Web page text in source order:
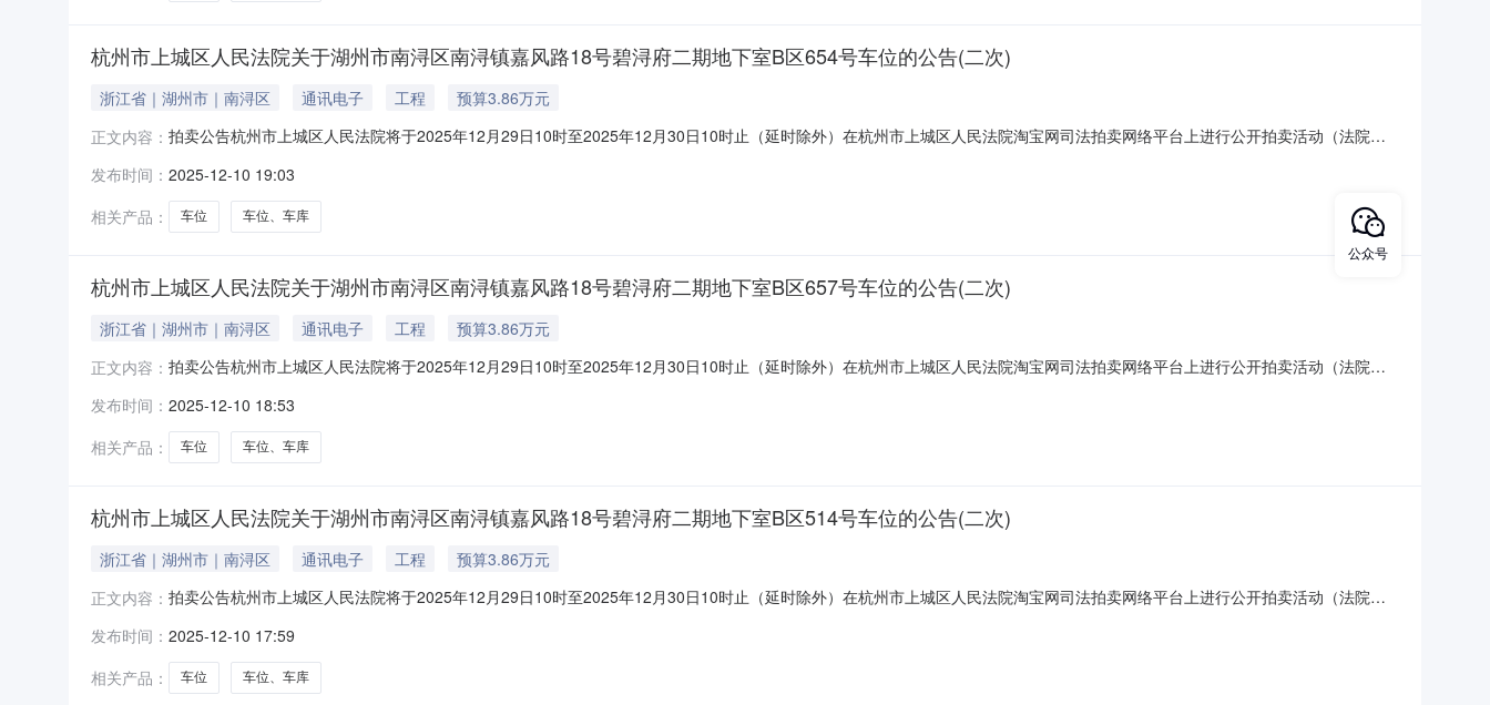
杭州市上城区人民法院关于湖州市南浔区南浔镇嘉风路18号碧浔府二期地下室B区654号车位的公告(二次)
浙江省｜湖州市｜南浔区 通讯电子 工程
预算3.86万元
正文内容： 拍卖公告杭州市上城区人民法院将于2025年12月29日10时至2025年12月30日10时止（延时除外）在杭州市上城区人民法院淘宝网司法拍卖网络平台上进行公开拍卖活动（法院账
6.9万元，起拍价：3.864万元，保证金：7728元，增价幅度500元（或整数倍）。特别提醒：根据法律规定，建筑区划内，规划用于停放汽车的车位、车库
发布时间： 2025-12-10 19:03
相关产品：
车位 车位、车库
杭州市上城区人民法院关于湖州市南浔区南浔镇嘉风路18号碧浔府二期地下室B区657号车位的公告(二次)
浙江省｜湖州市｜南浔区 通讯电子 工程
预算3.86万元
正文内容： 拍卖公告杭州市上城区人民法院将于2025年12月29日10时至2025年12月30日10时止（延时除外）在杭州市上城区人民法院淘宝网司法拍卖网络平台上进行公开拍卖活动（法院账
6.9万元，起拍价：3.864万元，保证金：7728元，增价幅度500元（或整数倍）。特别提醒：根据法律规定，建筑区划内，规划用于停放汽车的车位、车库
发布时间： 2025-12-10 18:53
相关产品：
车位 车位、车库
杭州市上城区人民法院关于湖州市南浔区南浔镇嘉风路18号碧浔府二期地下室B区514号车位的公告(二次)
浙江省｜湖州市｜南浔区 通讯电子 工程
预算3.86万元
正文内容： 拍卖公告杭州市上城区人民法院将于2025年12月29日10时至2025年12月30日10时止（延时除外）在杭州市上城区人民法院淘宝网司法拍卖网络平台上进行公开拍卖活动（法院账
6.9万元，起拍价：3.864万元，保证金：7728元，增价幅度500元（或整数倍）。特别提醒：根据法律规定，建筑区划内，规划用于停放汽车的车位、车库
发布时间： 2025-12-10 17:59
相关产品：
车位 车位、车库
公众号